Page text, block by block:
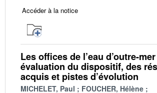
Accéder à la notice
Les offices de l’eau d’outre-
évaluation du dispositif, des
acquis et pistes d’évolution
MICHELET, Paul FOUCHER, Hélène